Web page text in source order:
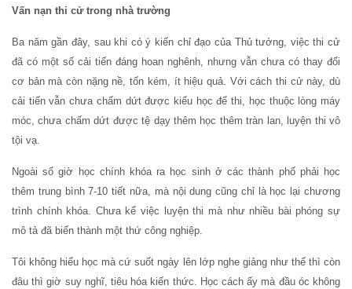
Vấn nạn thi cử trong nhà trường
Ba năm gần đây, sau khi có ý kiến chỉ đạo của Thủ tướng, việc thi cử
đã có một số cải tiến đáng hoan nghênh, nhưng vẫn chưa có thay đổi
cơ bản mà còn nặng nề, tốn kém, ít hiệu quả. Với cách thi cử này, dù
cải tiến vẫn chưa chấm dứt được kiểu học để thi, học thuộc lòng máy
móc, chưa chấm dứt được tệ dạy thêm học thêm tràn lan, luyện thi vô
tội vạ.
Ngoài số giờ học chính khóa ra học sinh ở các thành phố phải học
thêm trung bình 7-10 tiết nữa, mà nội dung cũng chỉ là học lại chương
trình chính khóa. Chưa kể việc luyện thi mà như nhiều bài phóng sự
mô tả đã biến thành một thứ công nghiệp.
Tôi không hiểu học mà cứ suốt ngày lên lớp nghe giảng như thế thì còn
đâu thì giờ suy nghĩ, tiêu hóa kiến thức. Học cách ấy mà đầu óc không